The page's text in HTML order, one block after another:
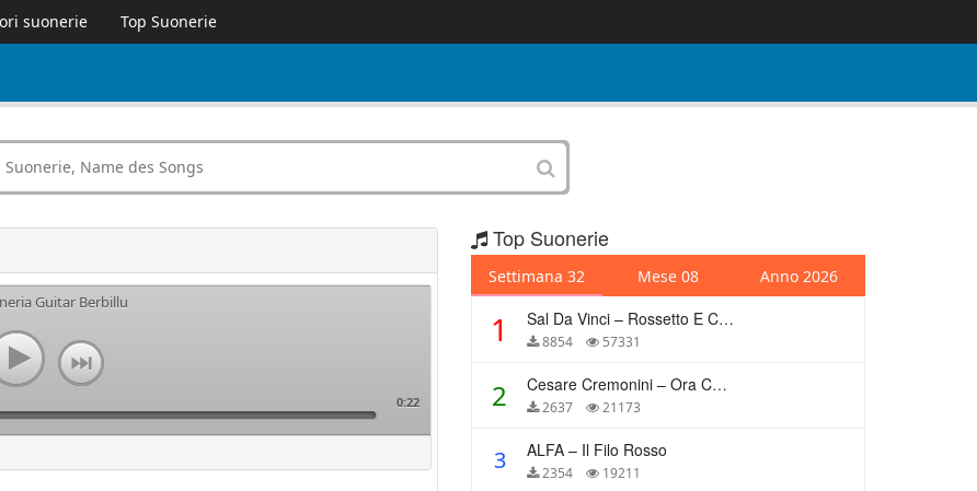
suonerie Top Suonerie
Guitar Berbillu
0:22
Top Suonerie
Settimana 32 Mese 08 Anno 2026
1 Sal Da Vinci – Rossetto E Caffè
8854 57331
2 Cesare Cremonini – Ora Che Non Ho Più Te
2637 21173
3 ALFA – Il Filo Rosso
2354 19211